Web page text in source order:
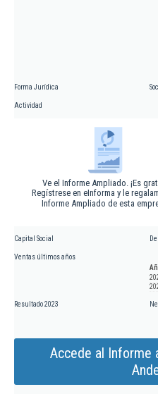
Forma Jurídica
Actividad
Ve el Informe Ampliado. ¡Es
Regístrese en eInforma y le
Informe Ampliado de esta
Capital Social
Ventas últimos años
Resultado 2023
Accede al Informe